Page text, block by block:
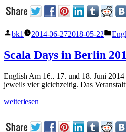
Berlin
Veröffentlicht
bk1 2014-06-272018-05-22
Scala Days in Berlin
English Am 16., 17. und 18. Juni
jeweils vier gleichzeitig. Das
„Scala
Berlin
weiterlesen